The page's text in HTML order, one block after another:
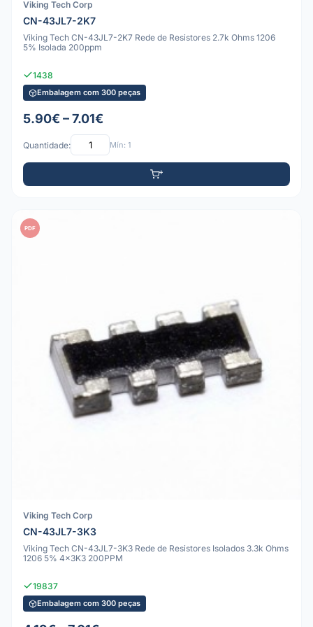
Viking Tech Corp
CN-43JL7-2K7
Viking Tech CN-43JL7-2K7 Rede de Resistores 2.7k Ohms 1206
5% Isolada 200ppm
1438
Embalagem com 300 peças
5.90€ – 7.01€
Quantidade: Mín: 1
PDF
Viking Tech Corp
CN-43JL7-3K3
Viking Tech CN-43JL7-3K3 Rede de Resistores Isolados 3.3k Ohms
1206 5% 4x3K3 200PPM
19837
Embalagem com 300 peças